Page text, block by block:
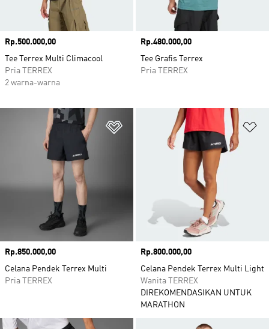
Harga
Rp.500.000,00
Tee Terrex Multi Climacool
Pria TERREX
2 warna-warna
Harga
Rp.480.000,00
Tee Grafis Terrex
Pria TERREX
Tambahkan ke Wishlist
Harga
Rp.850.000,00
Celana Pendek Terrex Multi
Pria TERREX
Harga
Rp.800.000,00
Celana Pendek Terrex Multi Light
Wanita TERREX
DIREKOMENDASIKAN UNTUK
MARATHON